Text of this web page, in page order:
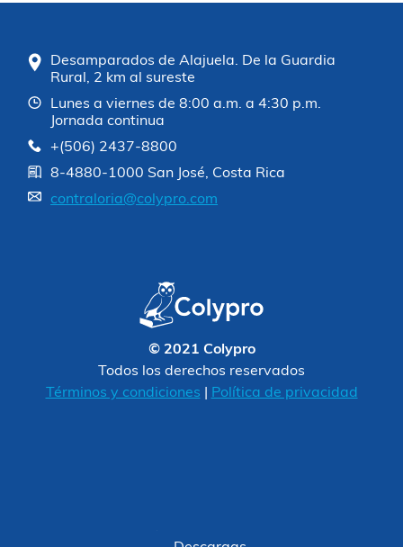
Desamparados de Alajuela. De la Guardia
Rural, 2 km al sureste
Lunes a viernes de 8:00 a.m. a 4:30 p.m.
Jornada continua
+(506) 2437-8800
8-4880-1000 San José, Costa Rica
contraloria@colypro.com
© 2021 Colypro
Todos los derechos reservados
Términos y condiciones
Política de privacidad